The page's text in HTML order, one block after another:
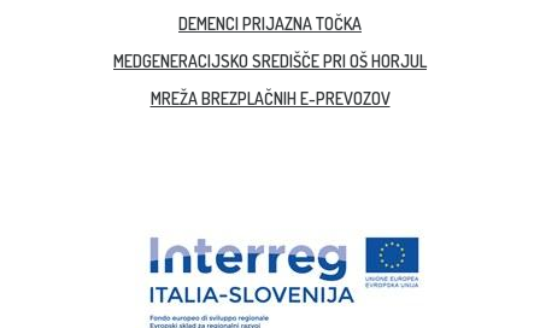
DEMENCI PRIJAZNA TOČKA
MEDGENERACIJSKO SREDIŠČE PRI OŠ HORJUL
MREŽA BREZPLAČNIH E-PREVOZOV